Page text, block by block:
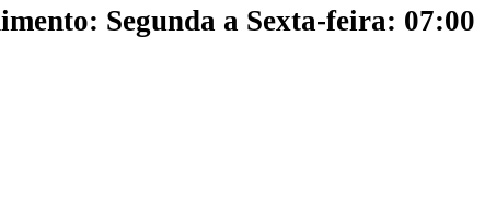
Segunda a Sexta-feira: 07:00